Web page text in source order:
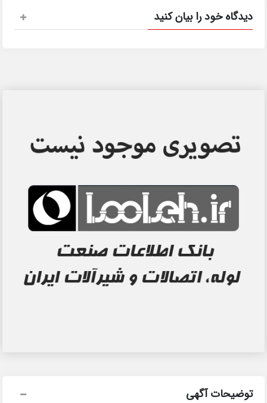
دیدگاه خود را بیان کنید
توضیحات آگهی